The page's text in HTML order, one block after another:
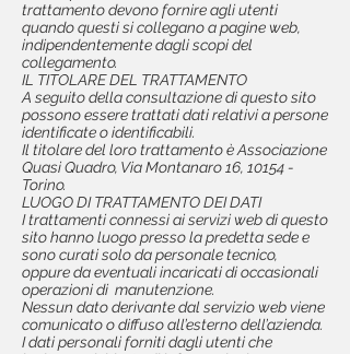
trattamento devono fornire agli utenti
quando questi si collegano a pagine web,
indipendentemente dagli scopi del
collegamento.
IL TITOLARE DEL TRATTAMENTO
A seguito della consultazione di questo sito
possono essere trattati dati relativi a persone
identificate o identificabili.
Il titolare del loro trattamento è Associazione
Quasi Quadro, Via Montanaro 16, 10154 -
Torino.
LUOGO DI TRATTAMENTO DEI DATI
I trattamenti connessi ai servizi web di questo
sito hanno luogo presso la predetta sede e
sono curati solo da personale tecnico,
oppure da eventuali incaricati di occasionali
operazioni di manutenzione.
Nessun dato derivante dal servizio web viene
comunicato o diffuso all’esterno dell’azienda.
I dati personali forniti dagli utenti che